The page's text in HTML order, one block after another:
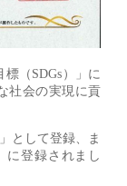
（SDGs）」に
社会の実現に貢
として登録、ま
に登録されまし